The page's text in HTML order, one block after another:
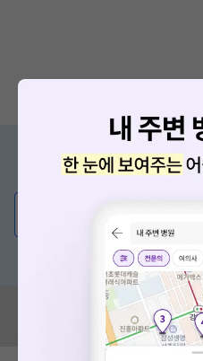
증상/치료, 궁
의사가 직접
혹은, 의료상담 서비스
혹시 잘못된 병원정보가 있나
모두닥 팀에 알려주세요!
요청하신 작업을 처리하
네트워크 또는 서버의 일시적
세요. 지속적으로 문제가 발생